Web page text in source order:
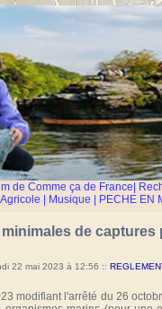
de Comme ça de France|
| Musique | PECHE EN
de captures
22 mai 2023 à 12:56 ::
modifiant l'arrêté du 26